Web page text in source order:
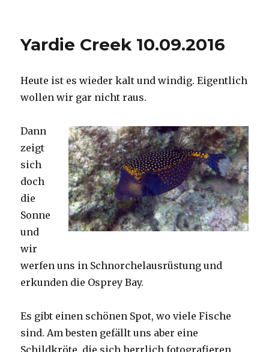
Yardie Creek 10.09.2016
Heute ist es wieder kalt und windig. Eigentlich
wollen wir gar nicht raus.
Dann
zeigt
sich
doch
die
Sonne
und
wir
werfen uns in Schnorchelausrüstung und
erkunden die Osprey Bay.
Es gibt einen schönen Spot, wo viele Fische
sind. Am besten gefällt uns aber eine